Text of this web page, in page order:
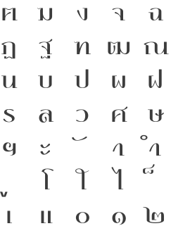
ฅ ฆ ง จ ฉ
ฏ ฐ ฑ ฒ ณ
น บ ป ผ ฝ
ร ล ว ศ ษ
ฯ ะ า ำ
โ ใ ไ
เ แ ๐ ๑ ๒